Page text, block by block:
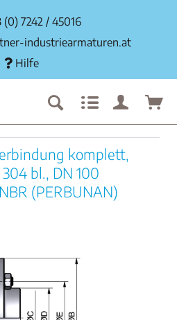
7242 / 45016
industriearmaturen.at
Hilfe
komplett,
304 bl., DN 100
(PERBUNAN)